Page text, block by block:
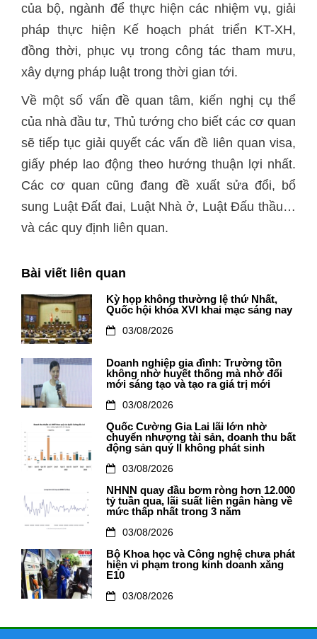
của bộ, ngành để thực hiện các nhiệm vụ, giải
pháp thực hiện Kế hoạch phát triển KT-XH,
đồng thời, phục vụ trong công tác tham mưu,
xây dựng pháp luật trong thời gian tới.
Về một số vấn đề quan tâm, kiến nghị cụ thể
của nhà đầu tư, Thủ tướng cho biết các cơ quan
sẽ tiếp tục giải quyết các vấn đề liên quan visa,
giấy phép lao động theo hướng thuận lợi nhất.
Các cơ quan cũng đang đề xuất sửa đổi, bổ
sung Luật Đất đai, Luật Nhà ở, Luật Đấu thầu…
và các quy định liên quan.
Bài viết liên quan
Kỳ họp không thường lệ thứ Nhất,
Quốc hội khóa XVI khai mạc sáng nay
03/08/2026
Doanh nghiệp gia đình: Trường tồn
không nhờ huyết thống mà nhờ đổi
mới sáng tạo và tạo ra giá trị mới
03/08/2026
Quốc Cường Gia Lai lãi lớn nhờ
chuyển nhượng tài sản, doanh thu bất
động sản quý II không phát sinh
03/08/2026
NHNN quay đầu bơm ròng hơn 12.000
tỷ tuần qua, lãi suất liên ngân hàng về
mức thấp nhất trong 3 năm
03/08/2026
Bộ Khoa học và Công nghệ chưa phát
hiện vi phạm trong kinh doanh xăng
E10
03/08/2026